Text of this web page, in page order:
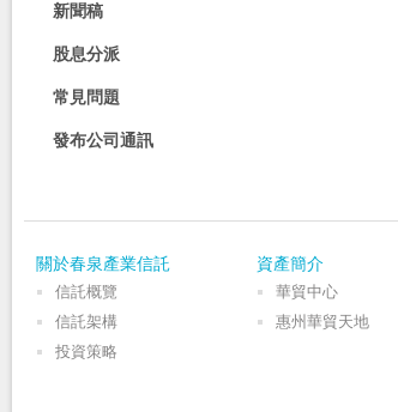
新聞稿
股息分派
常見問題
發布公司通訊
關於春泉產業信託
信託概覽
信託架構
投資策略
資產簡介
華貿中心
惠州華貿天地